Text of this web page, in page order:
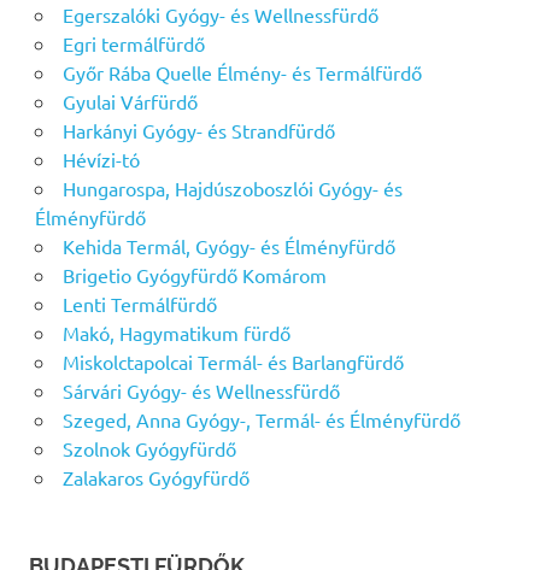
Egerszalóki Gyógy- és Wellnessfürdő
Egri termálfürdő
Győr Rába Quelle Élmény- és Termálfürdő
Gyulai Várfürdő
Harkányi Gyógy- és Strandfürdő
Hévízi-tó
Hungarospa, Hajdúszoboszlói Gyógy- és
Élményfürdő
Kehida Termál, Gyógy- és Élményfürdő
Brigetio Gyógyfürdő Komárom
Lenti Termálfürdő
Makó, Hagymatikum fürdő
Miskolctapolcai Termál- és Barlangfürdő
Sárvári Gyógy- és Wellnessfürdő
Szeged, Anna Gyógy-, Termál- és Élményfürdő
Szolnok Gyógyfürdő
Zalakaros Gyógyfürdő